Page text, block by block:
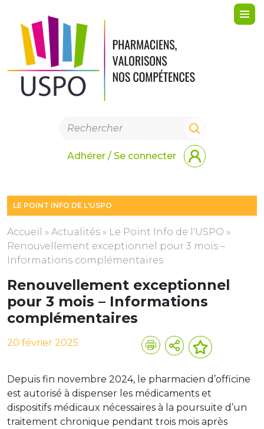
Adhérer / Se connecter
LE POINT INFO DE L'USPO
Accueil » Actualités » Le Point Info de l'USPO »
Renouvellement exceptionnel pour 3 mois –
Informations complémentaires
Renouvellement exceptionnel
pour 3 mois – Informations
complémentaires
20 février 2025
Depuis fin novembre 2024, le pharmacien d’officine
est autorisé à dispenser les médicaments et
dispositifs médicaux nécessaires à la poursuite d’un
traitement chronique pendant trois mois après